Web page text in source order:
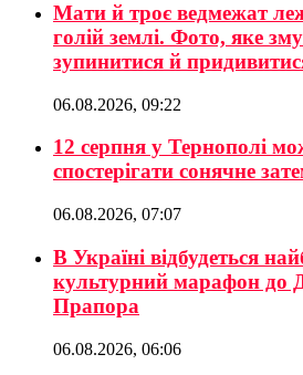
Мати й троє ведмежат
голій землі. Фото, яке
зупинитися й
06.08.2026, 09:22
12 серпня у Тернополі
спостерігати сонячне
06.08.2026, 07:07
В Україні відбудеться
культурний марафон до
Прапора
06.08.2026, 06:06